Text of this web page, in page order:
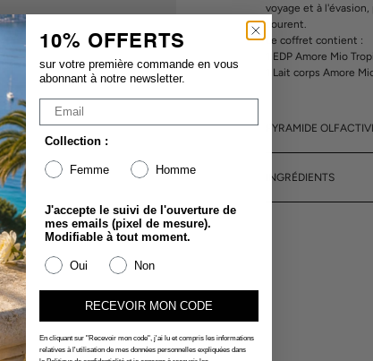
voyage et à
courent.
Le coffret contient :
1 EDP Amore Mio
1 Lait corps Amore
PYRAMIDE
INGRÉDIENTS
10% OFFERTS
sur votre première commande en vous
abonnant à notre newsletter.
Collection :
Femme Homme
J'accepte le suivi de l'ouverture de
mes emails (pixel de mesure).
Modifiable à tout moment.
Oui Non
RECEVOIR MON CODE
En cliquant sur "Recevoir mon code", j'ai lu et compris les informations
relatives à l'utilisation de mes données personnelles expliquées dans